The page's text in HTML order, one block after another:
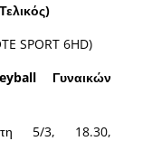
SPORT 6HD)
Γυναικών
5/3, 18.30,